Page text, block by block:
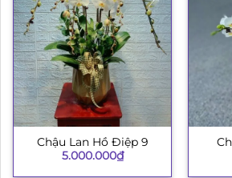
Chậu Lan Hồ Điệp 9
5.000.000₫